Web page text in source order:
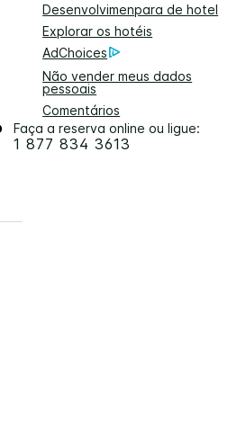
Desenvolvimenpara de hotel
Explorar os hotéis
AdChoices
Não vender meus dados
pessoais
Comentários
Faça a reserva online ou ligue:
1 877 834 3613